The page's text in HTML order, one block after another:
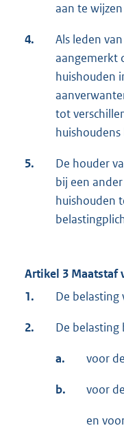
aan te
4.
Als leden
aangemerkt
huishouden
tot
5.
De houder
bij een
huishouden
Artikel 3 Maatstaf
1.
De
2. De belasting
a. voor
b. voor
en